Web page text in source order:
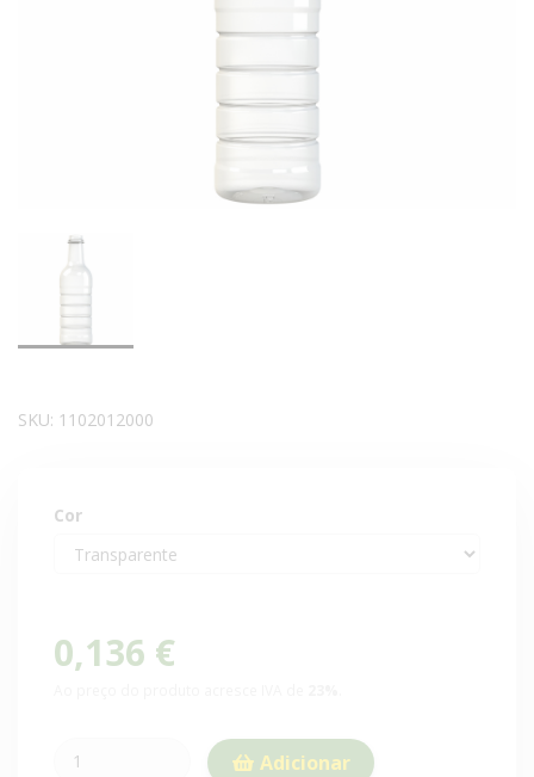
SKU: 1102012000
Cor
0,136 €
Adicionar